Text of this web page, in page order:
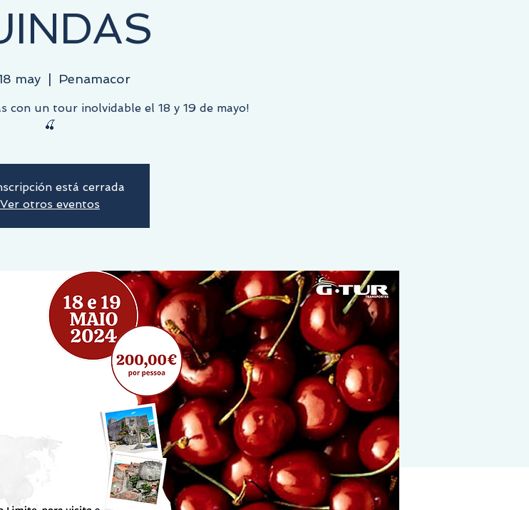
may Penamacor
con un tour inolvidable el 18 y 19 de mayo!
🍒
está cerrada
Ver otros eventos